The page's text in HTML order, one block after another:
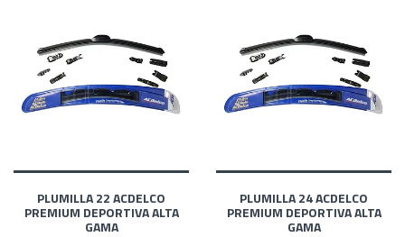
PLUMILLA 22 ACDELCO
PREMIUM DEPORTIVA ALTA
GAMA
PLUMILLA 24 ACDELCO
PREMIUM DEPORTIVA ALTA
GAMA